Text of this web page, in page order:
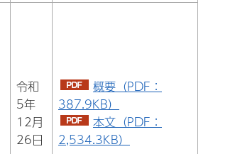
令和
5年
12月
26日
概要（PDF：
387.9KB）
本文（PDF：
2,534.3KB）